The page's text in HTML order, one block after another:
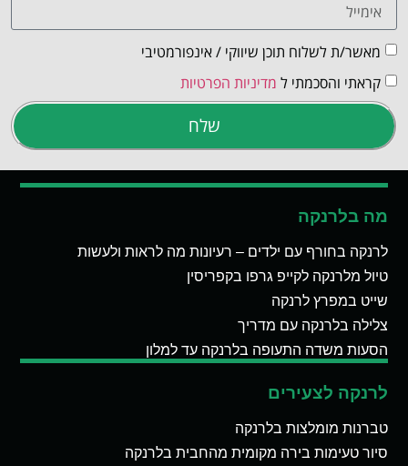
מאשר/ת לשלוח תוכן שיווקי / אינפורמטיבי
קראתי והסכמתי ל מדיניות הפרטיות
שלח
מה בלרנקה
לרנקה בחורף עם ילדים – רעיונות מה לראות ולעשות
טיול מלרנקה לקייפ גרפו בקפריסין
שייט במפרץ לרנקה
צלילה בלרנקה עם מדריך
הסעות משדה התעופה בלרנקה עד למלון
לרנקה לצעירים
טברנות מומלצות בלרנקה
סיור טעימות בירה מקומית מהחבית בלרנקה